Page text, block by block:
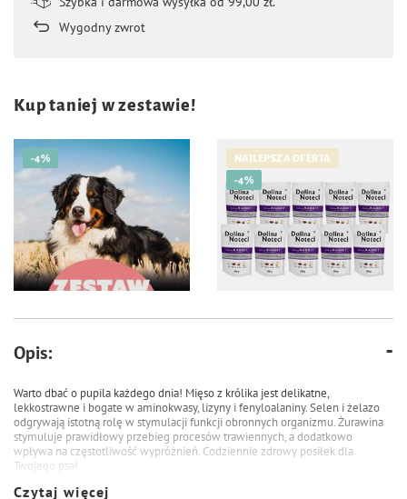
Wygodny zwrot
Kup taniej w zestawie!
-4%
7 dni Dolina Noteci Premium 20 x
500 g
NAJLEPSZA OFERTA
-4%
Noteci Premium bogata w królika
z żurawiną zestaw 10 x 500 g
Opis:
Warto dbać o pupila każdego dnia! Mięso z królika jest delikatne,
lekkostrawne i bogate w aminokwasy, lizyny i fenyloalaniny. Selen i żelazo
odgrywają istotną rolę w stymulacji funkcji obronnych organizmu. Żurawina
stymuluje prawidłowy przebieg procesów trawiennych, a dodatkowo
wpływa na częstotliwość wypróżnień. Codziennie zdrowy posiłek dla
Twojego psa!
Czytaj więcej